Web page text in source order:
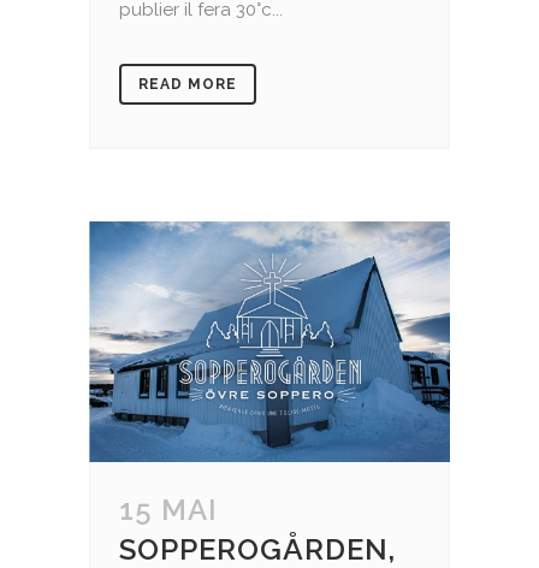
publier il fera 30°c...
READ MORE
15 MAI
SOPPEROGÅRDEN,